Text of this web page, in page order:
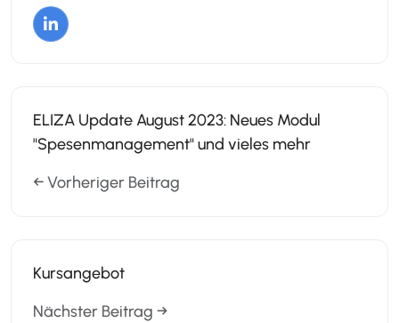
ELIZA Update August 2023: Neues Modul
"Spesenmanagement" und vieles mehr
← Vorheriger Beitrag
Kursangebot
Nächster Beitrag →